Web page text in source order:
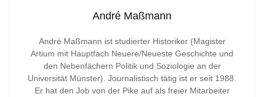
André Maßmann
André Maßmann ist studierter Historiker (Magister
Artium mit Hauptfach Neuere/Neueste Geschichte und
den Nebenfächern Politik und Soziologie an der
Universität Münster). Journalistisch tätig ist er seit 1988.
Er hat den Job von der Pike auf als freier Mitarbeiter